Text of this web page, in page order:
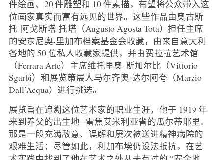
件绘画、20 件雕塑和 10 件素描，有望将公众带入这
位画家真实而富有远见的世界。这些作品由奥古斯
托-阿戈斯塔-托塔（Augusto Agosta Tota）担任主席
的安东尼奥-里加布档案基金会收藏，由来自意大利
各地的 50 位私人收藏家提供，并由费拉拉艺术馆
（Ferrara Arte）主席维托里奥-斯加尔比（Vittorio
Sgarbi）和展览策展人马尔齐奥-达尔阿夸（Marzio
Dall’Acqua）进行挑选。
展览旨在追溯这位艺术家的职业生涯，他于 1919 年
来到养父的出生地--雷焦艾米利亚省的瓜尔蒂耶里。
那是一段充满敌意、误解和屡次被送进精神病院的
艰难生活：尽管如此，利加布埃仍设法抵抗，在艺